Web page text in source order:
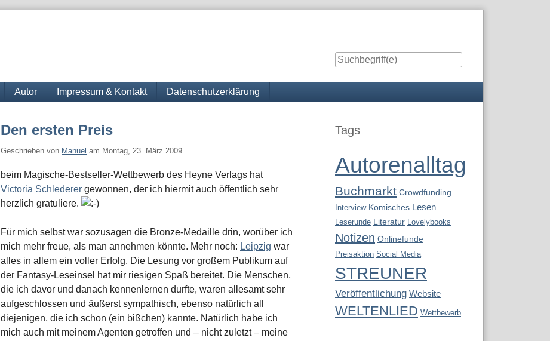
Autor Impressum & Kontakt Datenschutzerklärung
Den ersten Preis
Geschrieben von Manuel am Montag, 23. März 2009
beim Magische-Bestseller-Wettbewerb des Heyne Verlags hat
Victoria Schlederer gewonnen, der ich hiermit auch öffentlich sehr
herzlich gratuliere.
Für mich selbst war sozusagen die Bronze-Medaille drin, worüber ich
mich mehr freue, als man annehmen könnte. Mehr noch: Leipzig war
alles in allem ein voller Erfolg. Die Lesung vor großem Publikum auf
der Fantasy-Leseinsel hat mir riesigen Spaß bereitet. Die Menschen,
die ich davor und danach kennenlernen durfte, waren allesamt sehr
aufgeschlossen und äußerst sympathisch, ebenso natürlich all
diejenigen, die ich schon (ein bißchen) kannte. Natürlich habe ich
mich auch mit meinem Agenten getroffen und – nicht zuletzt – meine
Seitenleiste
Tags
Autorenalltag
Buchmarkt Crowdfunding
Interview Komisches Lesen
Leserunde Literatur Lovelybooks
Notizen Onlinefunde
Preisaktion Social Media
STREUNER
Veröffentlichung Website
WELTENLIED Wettbewerb